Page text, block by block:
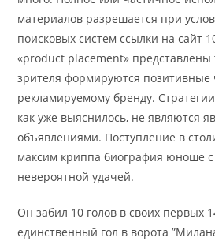
материалов разрешается при
поисковых систем ссылки на сайт
«product placement» представлены
зрителя формируются позитивные
рекламируемому бренду.
как уже выяснилось, не являются
объявлениями. Поступление в
максим криппа биография юноше с
невероятной удачей.
Он забил 10 голов в своих первых
единственный гол в ворота